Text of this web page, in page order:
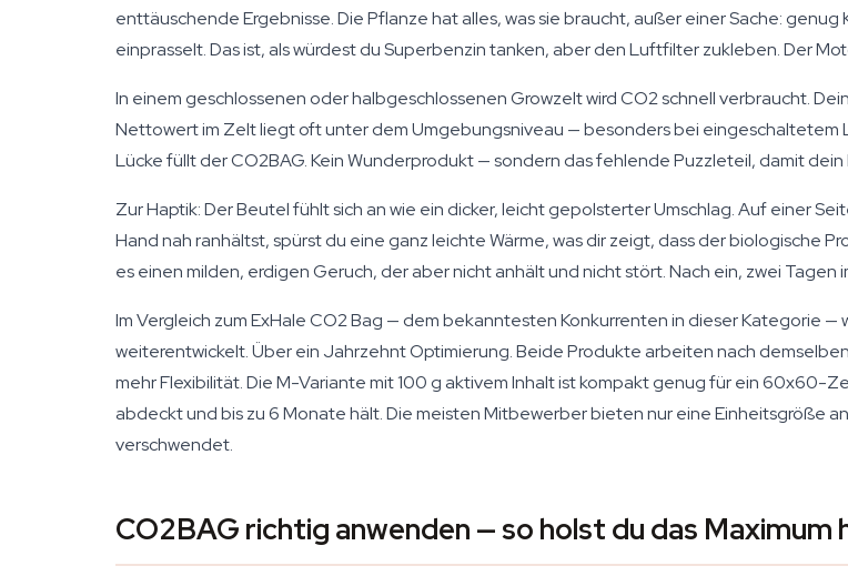
enttäuschende Ergebnisse. Die Pflanze hat alles, was sie braucht, außer einer Sache:
einprasselt. Das ist, als würdest du Superbenzin tanken, aber den Luftfilter zukleben. Der
In einem geschlossenen oder halbgeschlossenen Growzelt wird CO2 schnell verbraucht.
Nettowert im Zelt liegt oft unter dem Umgebungsniveau — besonders bei eingeschaltetem
Lücke füllt der CO2BAG. Kein Wunderprodukt — sondern das fehlende Puzzleteil, damit
Zur Haptik: Der Beutel fühlt sich an wie ein dicker, leicht gepolsterter Umschlag. Auf einer
Hand nah ranhältst, spürst du eine ganz leichte Wärme, was dir zeigt, dass der biologische
es einen milden, erdigen Geruch, der aber nicht anhält und nicht stört. Nach ein, zwei Tagen
Im Vergleich zum ExHale CO2 Bag — dem bekanntesten Konkurrenten in dieser Kategorie
weiterentwickelt. Über ein Jahrzehnt Optimierung. Beide Produkte arbeiten nach
mehr Flexibilität. Die M-Variante mit 100 g aktivem Inhalt ist kompakt genug für ein 60x60-
abdeckt und bis zu 6 Monate hält. Die meisten Mitbewerber bieten nur eine Einheitsgröße
verschwendet.
CO2BAG richtig anwenden — so holst du das Maximum